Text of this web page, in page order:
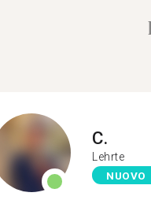
C.
Lehrte
NUOVO